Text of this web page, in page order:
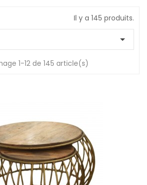
Il y a 145 produits.

1-12 de 145 article(s)